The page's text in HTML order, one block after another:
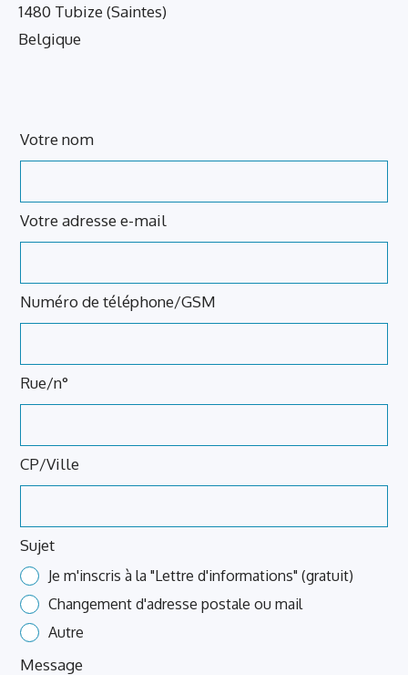
1480 Tubize (Saintes)
Belgique
Leave
this
blank
Votre nom
Votre adresse e-mail
Numéro de téléphone/GSM
Rue/n°
CP/Ville
Sujet
Je m'inscris à la "Lettre d'informations" (gratuit)
Changement d'adresse postale ou mail
Autre
Message